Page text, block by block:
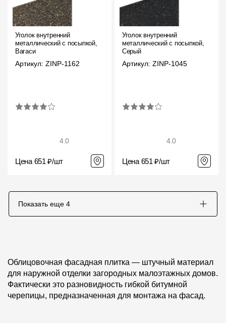
Уголок внутренний
металлический с посыпкой,
Вагаси
Артикул: ZINP-1162
4.0
Цена 651 ₽/шт
Уголок внутренний
металлический с посыпкой,
Серый
Артикул: ZINP-1045
4.0
Цена 651 ₽/шт
Показать еще 4
Облицовочная фасадная плитка — штучный материал
для наружной отделки загородных малоэтажных домов.
Фактически это разновидность гибкой битумной
черепицы, предназначенная для монтажа на фасад.